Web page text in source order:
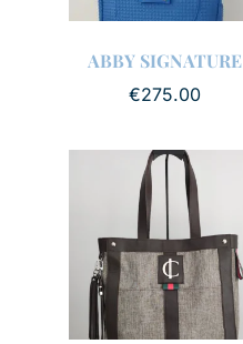
ABBY SIGNATURE
€275.00